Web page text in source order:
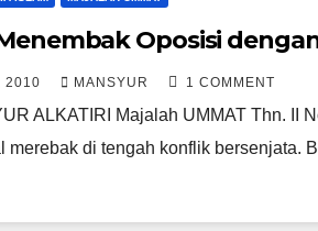
Oposisi
2010 MANSYUR 1 COMMENT
ALKATIRI Majalah UMMAT Thn. II
merebak di tengah konflik bersenjata.